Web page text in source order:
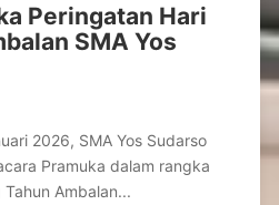
Peringatan Hari
SMA Yos
2026, SMA Yos Sudarso
Pramuka dalam rangka
Ambalan...